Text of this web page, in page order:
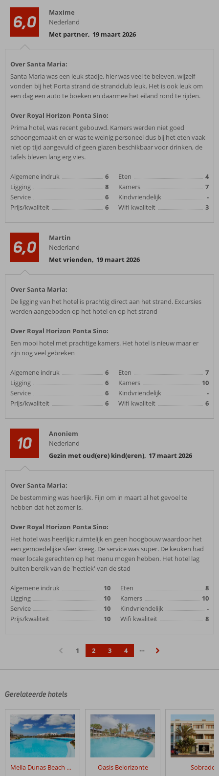
6,0
Maxime
Nederland
Met partner, 19 maart 2026
Over Santa Maria:
Santa Maria was een leuk stadje, hier was veel te beleven, wijzelf
vonden bij het Porta strand de strandclub leuk. Het is ook leuk om
een dag een auto te boeken en daarmee het eiland rond te rijden.
Over Royal Horizon Ponta Sino:
Prima hotel, was recent gebouwd. Kamers werden niet goed
schoongemaakt en er was te weinig personeel dus bij het eten vaak
niet op tijd aangevuld of geen glazen beschikbaar voor drinken, de
tafels bleven lang erg vies.
Algemene indruk
6
Ligging
8
Service
6
Prijs/kwaliteit
6
Eten
4
Kamers
7
Kindvriendelijk
-
Wifi kwaliteit
3
6,0
Martin
Nederland
Met vrienden, 19 maart 2026
Over Santa Maria:
De ligging van het hotel is prachtig direct aan het strand. Excursies
werden aangeboden op het hotel en op het strand
Over Royal Horizon Ponta Sino:
Een mooi hotel met prachtige kamers. Het hotel is nieuw maar er
zijn nog veel gebreken
Algemene indruk
6
Ligging
6
Service
6
Prijs/kwaliteit
6
Eten
7
Kamers
10
Kindvriendelijk
-
Wifi kwaliteit
6
10
Anoniem
Nederland
Gezin met oud(ere) kind(eren), 17 maart 2026
Over Santa Maria:
De bestemming was heerlijk. Fijn om in maart al het gevoel te
hebben dat het zomer is.
Over Royal Horizon Ponta Sino:
Het hotel was heerlijk: ruimtelijk en geen hoogbouw waardoor het
een gemoedelijke sfeer kreeg. De service was super. De keuken had
meer locale gerechten op het menu mogen hebben. Het hotel lag
buiten bereik van de 'hectiek' van de stad
Algemene indruk
10
Ligging
10
Service
10
Prijs/kwaliteit
10
Eten
8
Kamers
10
Kindvriendelijk
-
Wifi kwaliteit
8
1 2 3 4
…
Gerelateerde hotels
Melia Dunas Beach Resort Oasis Belorizonte Sobrado